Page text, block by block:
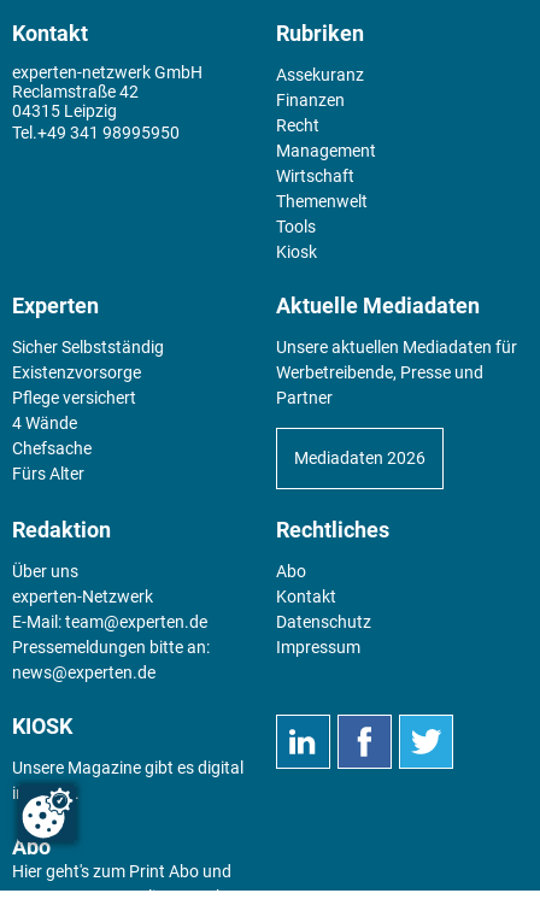
Kontakt
experten-netzwerk GmbH
Reclamstraße 42
04315 Leipzig
+49 341 98995950
Rubriken
Assekuranz
Finanzen
Recht
Management
Wirtschaft
Themenwelt
Tools
Kiosk
Experten
Sicher Selbstständig
Existenz­vorsorge
Pflege versichert
4 Wände
Chefsache
Fürs Alter
Aktuelle Mediadaten
Unsere aktuellen Mediadaten für
Werbetreibende, Presse und
Partner
Mediadaten 2026
Redaktion
Über uns
experten-Netzwerk
E-Mail:team@experten.de
Pressemeldungen bitte an:
news@experten.de
Rechtliches
Abo
Kontakt
Datenschutz
Impressum
KIOSK
Unsere Magazine gibt es digital
im Kiosk .
Abo
Hier geht's zum Print Abo und
zum gesamten Online Angebot